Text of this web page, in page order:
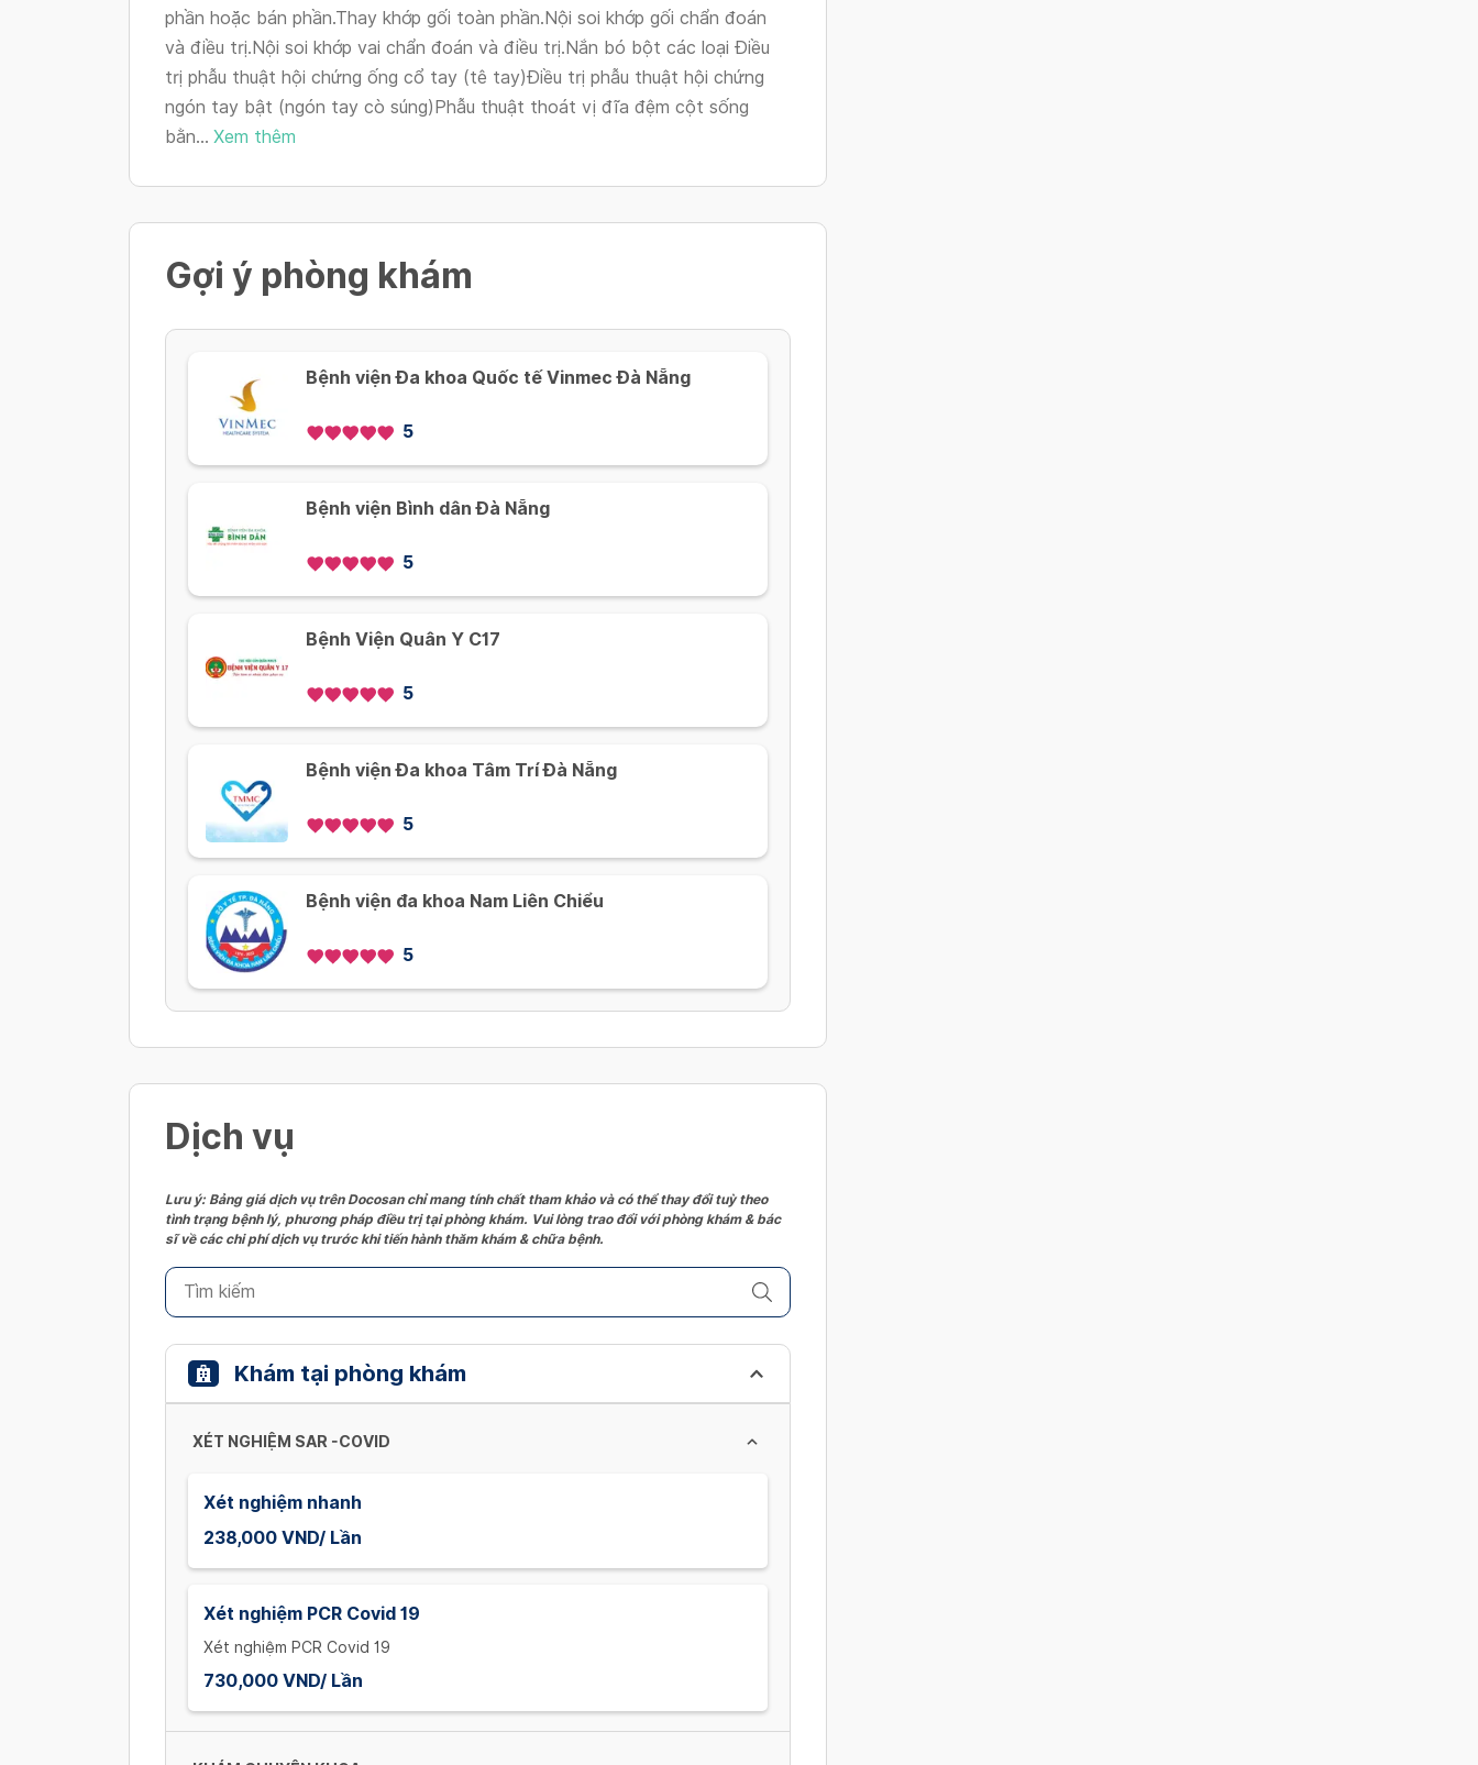
phần hoặc bán phần.Thay khớp gối toàn phần.Nội soi khớp gối chẩn đoán
và điều trị.Nội soi khớp vai chẩn đoán và điều trị.Nắn bó bột các loại Điều
trị phẫu thuật hội chứng ống cổ tay (tê tay)Điều trị phẫu thuật hội chứng
ngón tay bật (ngón tay cò súng)Phẫu thuật thoát vị đĩa đệm cột sống
bằn... Xem thêm
Gợi ý phòng khám
Bệnh viện Đa khoa Quốc tế Vinmec Đà Nẵng
5
Bệnh viện Bình dân Đà Nẵng
5
Bệnh Viện Quân Y C17
5
Bệnh viện Đa khoa Tâm Trí Đà Nẵng
5
Bệnh viện đa khoa Nam Liên Chiểu
5
Dịch vụ
Lưu ý: Bảng giá dịch vụ trên Docosan chỉ mang tính chất tham khảo và có thể thay đổi tuỳ theo
tình trạng bệnh lý, phương pháp điều trị tại phòng khám. Vui lòng trao đổi với phòng khám & bác
sĩ về các chi phí dịch vụ trước khi tiến hành thăm khám & chữa bệnh.
Khám tại phòng khám
XÉT NGHIỆM SAR -COVID
Xét nghiệm nhanh
238,000 VND/ Lần
Xét nghiệm PCR Covid 19
Xét nghiệm PCR Covid 19
730,000 VND/ Lần